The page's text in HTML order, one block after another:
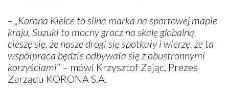
– „Korona Kielce to silna marka na sportowej mapie
kraju, Suzuki to mocny gracz na skalę globalną,
cieszę się, że nasze drogi się spotkały i wierzę, że ta
współpraca będzie odbywała się z obustronnymi
korzyściami” – mówi Krzysztof Zając, Prezes
Zarządu KORONA S.A.